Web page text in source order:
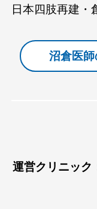
日本四肢再建・
沼倉医
運営クリニック